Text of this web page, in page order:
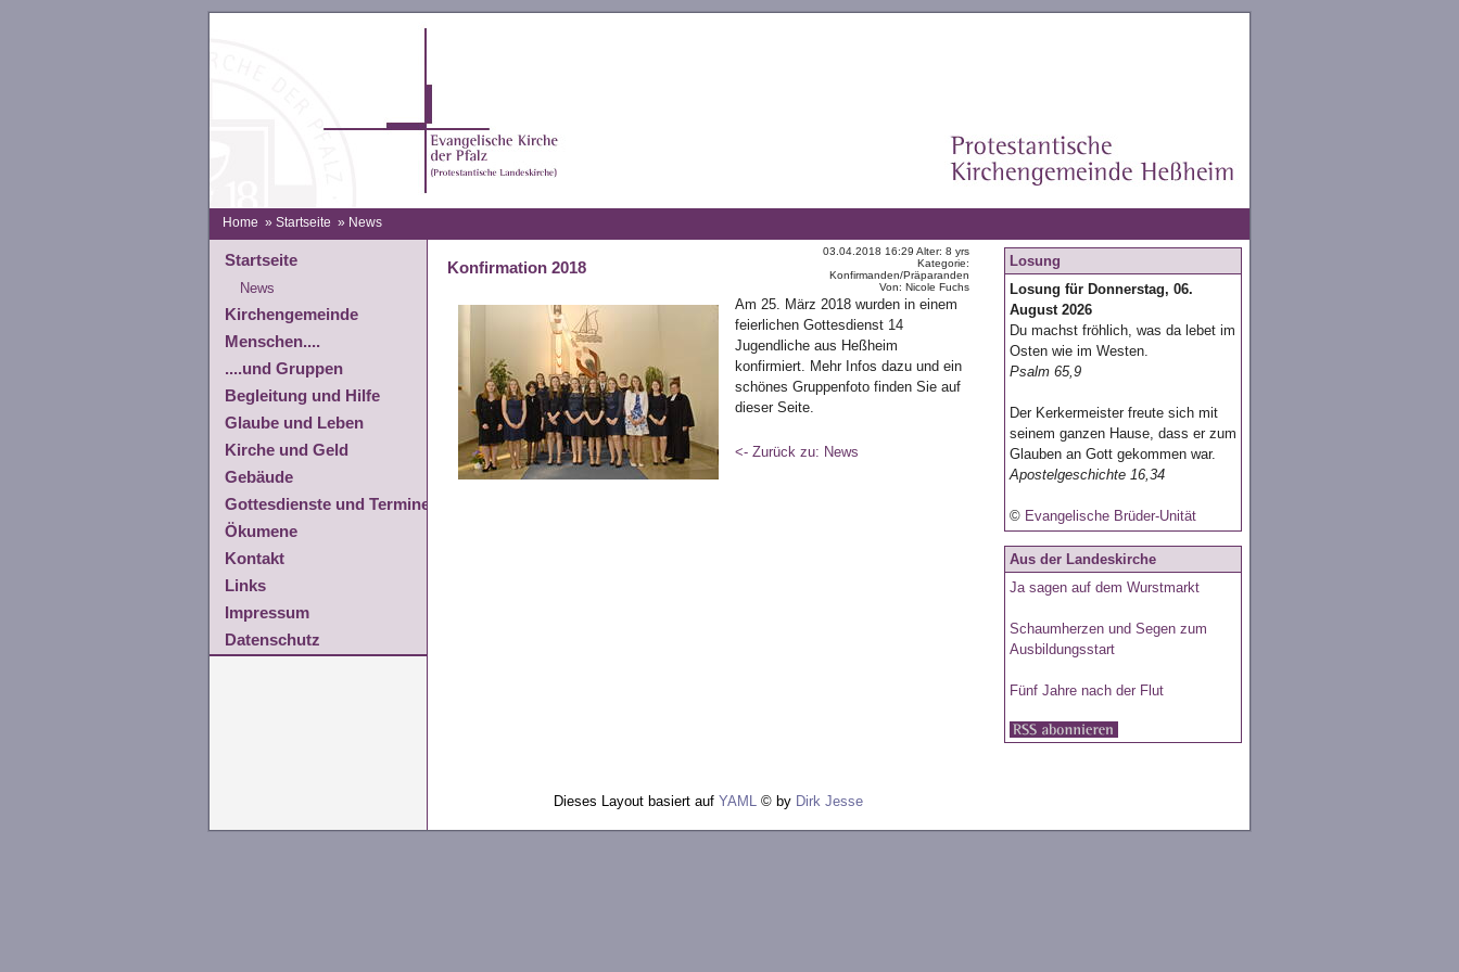
Home » Startseite » News
Startseite
News
Kirchengemeinde
Menschen....
....und Gruppen
Begleitung und Hilfe
Glaube und Leben
Kirche und Geld
Gebäude
Gottesdienste und Termine
Ökumene
Kontakt
Links
Impressum
Datenschutz
Losung
Losung für Donnerstag, 06.
August 2026
Du machst fröhlich, was da lebet im
Osten wie im Westen.
Psalm 65,9
Der Kerkermeister freute sich mit
seinem ganzen Hause, dass er zum
Glauben an Gott gekommen war.
Apostelgeschichte 16,34
© Evangelische Brüder-Unität
Aus der Landeskirche
Ja sagen auf dem Wurstmarkt
Schaumherzen und Segen zum
Ausbildungsstart
Fünf Jahre nach der Flut
03.04.2018 16:29 Alter: 8 yrs
Kategorie:
Konfirmanden/Präparanden
Von: Nicole Fuchs
Konfirmation 2018
Am 25. März 2018 wurden in einem
feierlichen Gottesdienst 14
Jugendliche aus Heßheim
konfirmiert. Mehr Infos dazu und ein
schönes Gruppenfoto finden Sie auf
dieser Seite.
<- Zurück zu: News
Dieses Layout basiert aufYAML © by Dirk Jesse